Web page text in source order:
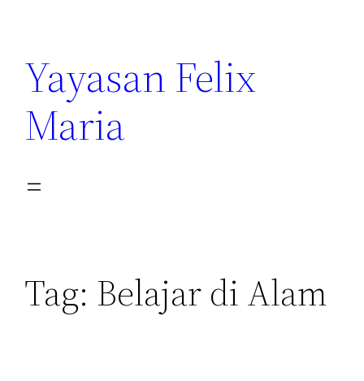
Yayasan Felix
Maria
Tag: Belajar di Alam